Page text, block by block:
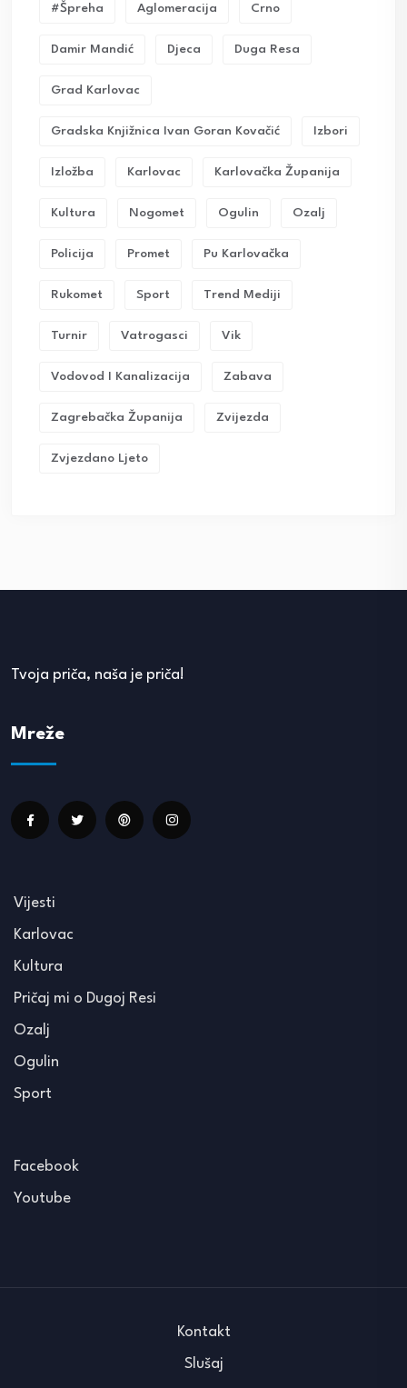
#Špreha Aglomeracija Crno
Damir Mandić Djeca Duga Resa
Grad Karlovac
Gradska Knjižnica Ivan Goran Kovačić Izbori
Izložba Karlovac Karlovačka Županija
Kultura Nogomet Ogulin Ozalj
Policija Promet Pu Karlovačka
Rukomet Sport Trend Mediji
Turnir Vatrogasci Vik
Vodovod I Kanalizacija Zabava
Zagrebačka Županija Zvijezda
Zvjezdano Ljeto
Tvoja priča, naša je priča!
Mreže
Vijesti
Karlovac
Kultura
Pričaj mi o Dugoj Resi
Ozalj
Ogulin
Sport
Facebook
Youtube
Kontakt
Slušaj